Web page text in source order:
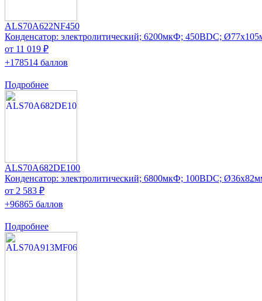
ALS70A622NF450
Конденсатор: электролитический; 6200мкФ; 450ВDC;
от 11 019 ₽
+178514 баллов
Подробнее
ALS70A682DE100
Конденсатор: электролитический; 6800мкФ; 100ВDC;
от 2 583 ₽
+96865 баллов
Подробнее